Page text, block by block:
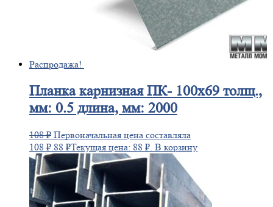
Распродажа!
Планкакарнизная ПК- 100х69 толщ.,
мм: 0.5 длина, мм: 2000
108₽ Первоначальная цена составляла
108 ₽. 88 ₽Текущая цена: 88 ₽. В корзину